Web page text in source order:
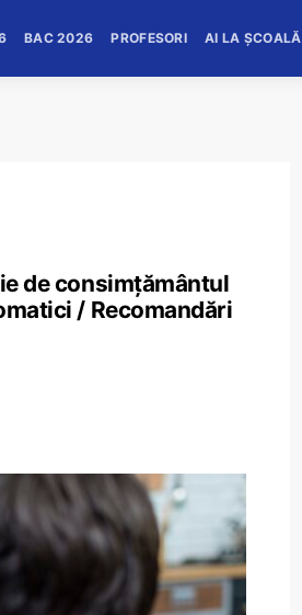
BAC 2026 PROFESORI AI LA ȘCOALĂ
de consimțământul
/ Recomandări